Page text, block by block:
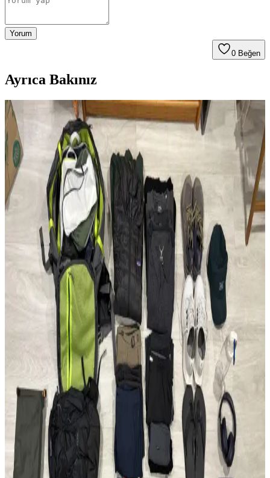
Yorum
0 Beğen
Ayrıca Bakınız
Modifiye Edilmiş Vintage REI Sırt Çantası: Hafiflik
ve Fonksiyonellik Üzerine Teknik İnceleme
Vintage REI sırt çantasının modifikasyonları, hafiflik ve
fonksiyonelliği artırarak günlük kullanım ve seyahat için optimize
edilmiştir. Teknik müdahaleler ergonomi ve dayanıklılığı
güçlendirmektedir.
Çoklu Sırt Çantası Koleksiyonu ve Onebag Seyahat
Konseptinde Kullanım İncelemesi
Çeşitli sırt çantalarının kullanım alanları, özellikleri ve onebag
seyahat konseptindeki rolleri incelenerek, ideal çanta seçimi ve
fonksiyonellik dengesi üzerine kapsamlı bilgiler sunulmaktadır.
Fjällräven Kånken 16L ile 15 Günlük Yaz
Seyahatinde Hafif ve Verimli Paketleme
Fjällräven Kånken 16L sırt çantasıyla 15 günlük yaz seyahati için
hafif ve düzenli paketleme yöntemleri, ergonomik özellikler ve
seyahat deneyimleri detaylandırılıyor.
22.5L ve Kişisel Eşya ile Seyahat veya Tek 30L Sırt
Çantası Tercihi: Hava Yolu Kısıtlamaları ve Konfor
Seyahatlerde 22.5L sırt çantası ve kişisel eşya kombinasyonu ile tek
28-30L sırt çantası arasındaki avantajlar, hava yolu kısıtlamaları ve
taşıma konforu açısından karşılaştırılıyor.
Evergoods CPL16 Sırt Çantası: Minimal Tasarım ve
Fonksiyonellik Üzerine 6 Aylık Değerlendirme